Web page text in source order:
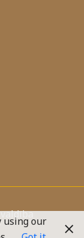
using our